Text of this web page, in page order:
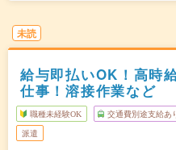
未読
給与即払いOK！高時
仕事！溶接作業など
職種未経験OK 交通費別途支給あ
派遣